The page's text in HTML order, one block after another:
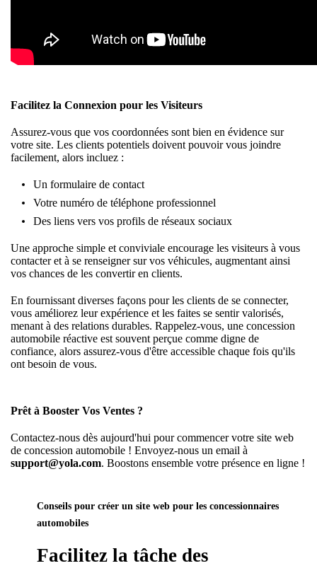
Facilitez la Connexion pour les Visiteurs
Assurez-vous que vos coordonnées sont bien en évidence sur
votre site. Les clients potentiels doivent pouvoir vous joindre
facilement, alors incluez :
Un formulaire de contact
Votre numéro de téléphone professionnel
Des liens vers vos profils de réseaux sociaux
Une approche simple et conviviale encourage les visiteurs à vous
contacter et à se renseigner sur vos véhicules, augmentant ainsi
vos chances de les convertir en clients.
En fournissant diverses façons pour les clients de se connecter,
vous améliorez leur expérience et les faites se sentir valorisés,
menant à des relations durables. Rappelez-vous, une concession
automobile réactive est souvent perçue comme digne de
confiance, alors assurez-vous d'être accessible chaque fois qu'ils
ont besoin de vous.
Prêt à Booster Vos Ventes ?
Contactez-nous dès aujourd'hui pour commencer votre site web
de concession automobile ! Envoyez-nous un email à
support@yola.com. Boostons ensemble votre présence en ligne !
Conseils pour créer un site web pour les concessionnaires
automobiles
Facilitez la tâche des